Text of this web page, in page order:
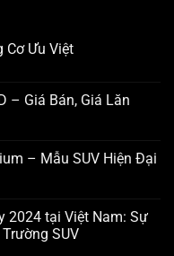
Cơ Ưu Việt
– Giá Bán, Giá Lăn
– Mẫu SUV Hiện Đại
2024 tại Việt Nam: Sự
SUV